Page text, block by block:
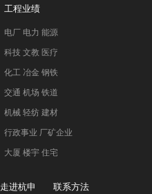
工程业绩
电厂 电力 能源
科技 文教 医疗
化工 冶金 钢铁
交通 机场 铁道
机械 轻纺 建材
行政事业 厂矿企业
大厦 楼宇 住宅
走进杭申 联系方法